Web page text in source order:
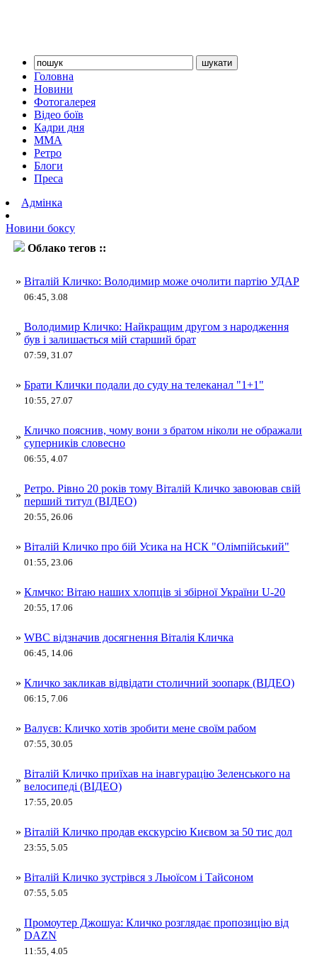
Головна
Новини
Фотогалерея
Відео боїв
Кадри дня
ММА
Ретро
Блоги
Преса
Адмінка
Новини боксу
Облако тегов ::
» Віталій Кличко: Володимир може очолити партію УДАР
06:45, 3.08
»
Володимир Кличко: Найкращим другом з народження
був і залишається мій старший брат
07:59, 31.07
» Брати Клички подали до суду на телеканал "1+1"
10:55, 27.07
»
Кличко пояснив, чому вони з братом ніколи не ображали
суперників словесно
06:55, 4.07
»
Ретро. Рівно 20 років тому Віталій Кличко завоював свій
перший титул (ВІДЕО)
20:55, 26.06
» Віталій Кличко про бій Усика на НСК "Олімпійський"
01:55, 23.06
» Клмчко: Вітаю наших хлопців зі збірної України U-20
20:55, 17.06
» WBC відзначив досягнення Віталія Кличка
06:45, 14.06
» Кличко закликав відвідати столичний зоопарк (ВІДЕО)
06:15, 7.06
» Валуєв: Кличко хотів зробити мене своїм рабом
07:55, 30.05
»
Віталій Кличко приїхав на інавгурацію Зеленського на
велосипеді (ВІДЕО)
17:55, 20.05
» Віталій Кличко продав екскурсію Києвом за 50 тис дол
23:55, 5.05
» Віталій Кличко зустрівся з Льюїсом і Тайсоном
07:55, 5.05
»
Промоутер Джошуа: Кличко розглядає пропозицію від
DAZN
11:55, 4.05